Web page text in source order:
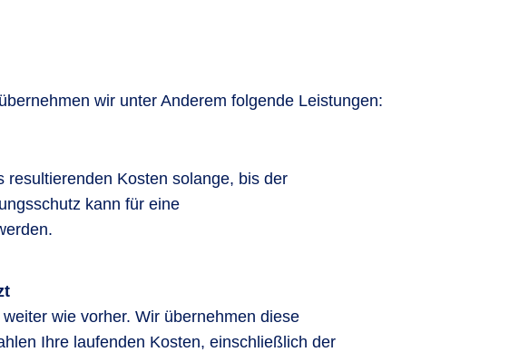
wir unter Anderem folgende Leistungen:
Kosten solange, bis der
kann für eine
wie vorher. Wir übernehmen diese
Ihre laufenden Kosten, einschließlich der